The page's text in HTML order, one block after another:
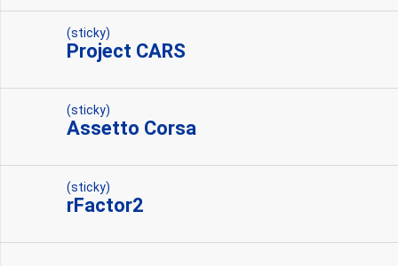
(sticky)
Project CARS
(sticky)
Assetto Corsa
(sticky)
rFactor2